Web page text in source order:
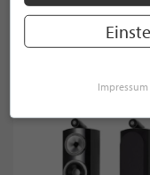
Black Cube SE ll Phono
1.210,00 €
WEITERE
Impressum